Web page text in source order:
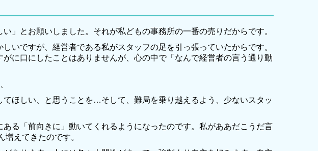
」とお願いしました。それが私どもの事務所の一番の売りだからです。
ですが、経営者である私がスタッフの足を引っ張っていたからです。
に口にしたことはありませんが、心の中で「なんで経営者の言う通り動
ほしい、と思うことを…そして、難局を乗り越えるよう、少ないスタッ
る「前向きに」動いてくれるようになったのです。私がああだこうだ言
えてきたのです。